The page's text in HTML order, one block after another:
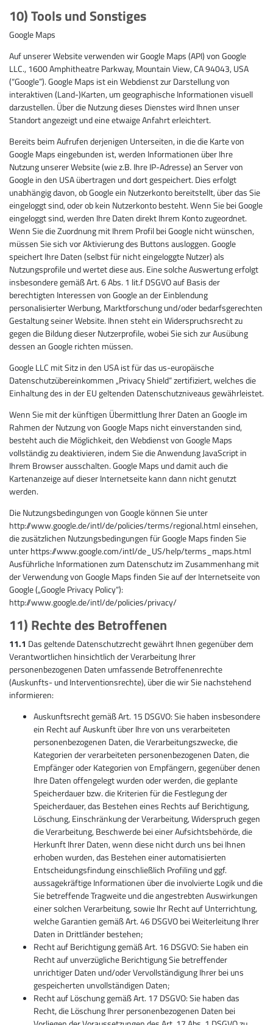
10) Tools und Sonstiges
Google Maps
Auf unserer Website verwenden wir Google Maps (API) von Google
LLC., 1600 Amphitheatre Parkway, Mountain View, CA 94043, USA
(“Google”). Google Maps ist ein Webdienst zur Darstellung von
interaktiven (Land-)Karten, um geographische Informationen visuell
darzustellen. Über die Nutzung dieses Dienstes wird Ihnen unser
Standort angezeigt und eine etwaige Anfahrt erleichtert.
Bereits beim Aufrufen derjenigen Unterseiten, in die die Karte von
Google Maps eingebunden ist, werden Informationen über Ihre
Nutzung unserer Website (wie z.B. Ihre IP-Adresse) an Server von
Google in den USA übertragen und dort gespeichert. Dies erfolgt
unabhängig davon, ob Google ein Nutzerkonto bereitstellt, über das Sie
eingeloggt sind, oder ob kein Nutzerkonto besteht. Wenn Sie bei Google
eingeloggt sind, werden Ihre Daten direkt Ihrem Konto zugeordnet.
Wenn Sie die Zuordnung mit Ihrem Profil bei Google nicht wünschen,
müssen Sie sich vor Aktivierung des Buttons ausloggen. Google
speichert Ihre Daten (selbst für nicht eingeloggte Nutzer) als
Nutzungsprofile und wertet diese aus. Eine solche Auswertung erfolgt
insbesondere gemäß Art. 6 Abs. 1 lit.f DSGVO auf Basis der
berechtigten Interessen von Google an der Einblendung
personalisierter Werbung, Marktforschung und/oder bedarfsgerechten
Gestaltung seiner Website. Ihnen steht ein Widerspruchsrecht zu
gegen die Bildung dieser Nutzerprofile, wobei Sie sich zur Ausübung
dessen an Google richten müssen.
Google LLC mit Sitz in den USA ist für das us-europäische
Datenschutzübereinkommen „Privacy Shield“ zertifiziert, welches die
Einhaltung des in der EU geltenden Datenschutzniveaus gewährleistet.
Wenn Sie mit der künftigen Übermittlung Ihrer Daten an Google im
Rahmen der Nutzung von Google Maps nicht einverstanden sind,
besteht auch die Möglichkeit, den Webdienst von Google Maps
vollständig zu deaktivieren, indem Sie die Anwendung JavaScript in
Ihrem Browser ausschalten. Google Maps und damit auch die
Kartenanzeige auf dieser Internetseite kann dann nicht genutzt
werden.
Die Nutzungsbedingungen von Google können Sie unter
http://www.google.de/intl/de/policies/terms/regional.html einsehen,
die zusätzlichen Nutzungsbedingungen für Google Maps finden Sie
unter https://www.google.com/intl/de_US/help/terms_maps.html
Ausführliche Informationen zum Datenschutz im Zusammenhang mit
der Verwendung von Google Maps finden Sie auf der Internetseite von
Google („Google Privacy Policy“):
http://www.google.de/intl/de/policies/privacy/
11) Rechte des Betroffenen
11.1 Das geltende Datenschutzrecht gewährt Ihnen gegenüber dem
Verantwortlichen hinsichtlich der Verarbeitung Ihrer
personenbezogenen Daten umfassende Betroffenenrechte
(Auskunfts- und Interventionsrechte), über die wir Sie nachstehend
informieren:
Auskunftsrecht gemäß Art. 15 DSGVO: Sie haben insbesondere
ein Recht auf Auskunft über Ihre von uns verarbeiteten
personenbezogenen Daten, die Verarbeitungszwecke, die
Kategorien der verarbeiteten personenbezogenen Daten, die
Empfänger oder Kategorien von Empfängern, gegenüber denen
Ihre Daten offengelegt wurden oder werden, die geplante
Speicherdauer bzw. die Kriterien für die Festlegung der
Speicherdauer, das Bestehen eines Rechts auf Berichtigung,
Löschung, Einschränkung der Verarbeitung, Widerspruch gegen
die Verarbeitung, Beschwerde bei einer Aufsichtsbehörde, die
Herkunft Ihrer Daten, wenn diese nicht durch uns bei Ihnen
erhoben wurden, das Bestehen einer automatisierten
Entscheidungsfindung einschließlich Profiling und ggf.
aussagekräftige Informationen über die involvierte Logik und die
Sie betreffende Tragweite und die angestrebten Auswirkungen
einer solchen Verarbeitung, sowie Ihr Recht auf Unterrichtung,
welche Garantien gemäß Art. 46 DSGVO bei Weiterleitung Ihrer
Daten in Drittländer bestehen;
Recht auf Berichtigung gemäß Art. 16 DSGVO: Sie haben ein
Recht auf unverzügliche Berichtigung Sie betreffender
unrichtiger Daten und/oder Vervollständigung Ihrer bei uns
gespeicherten unvollständigen Daten;
Recht auf Löschung gemäß Art. 17 DSGVO: Sie haben das
Recht, die Löschung Ihrer personenbezogenen Daten bei